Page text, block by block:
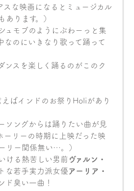
スな映画になるとミュージカル
あります。）
ュモブのようにぶわーっと集
なのにいきなり歌って踊って
ンスを楽しく踊るのがこのク
えばインドのお祭りHoliがあり
ソングからは踊りたい曲が見
ーリーの時期に上映だった映
リー関係無い…。）
ける熱苦しい男前 ヴァルン・
な若手実力派女優アーリア・
ド臭い一曲！